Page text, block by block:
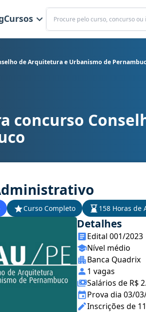
Cursos
Buscar
de Arquitetura e Urbanismo de
PE - Conselho de Arquitetura e Urbanismo
concurso
Curso Completo 158 Horas de
Detalhes
Edital 001/2023
Nível médio
Banca Quadrix
1 vagas
Salários de R$
Prova dia 03/
Inscrições de